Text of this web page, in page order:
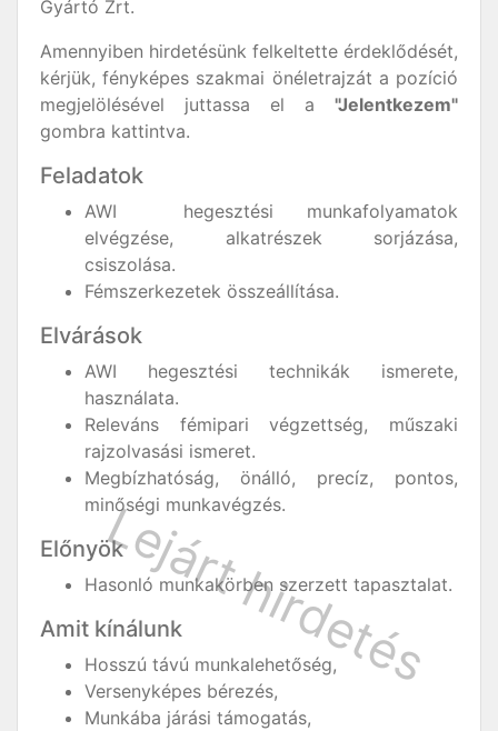
Gyártó Zrt.
Amennyiben hirdetésünk felkeltette érdeklődését,
kérjük, fényképes szakmai önéletrajzát a pozíció
megjelölésével juttassa el a "Jelentkezem"
gombra kattintva.
Feladatok
AWI hegesztési munkafolyamatok
elvégzése, alkatrészek sorjázása,
csiszolása.
Fémszerkezetek összeállítása.
Elvárások
AWI hegesztési technikák ismerete,
használata.
Releváns fémipari végzettség, műszaki
rajzolvasási ismeret.
Megbízhatóság, önálló, precíz, pontos,
minőségi munkavégzés.
Előnyök
Hasonló munkakörben szerzett tapasztalat.
Amit kínálunk
Hosszú távú munkalehetőség,
Versenyképes bérezés,
Munkába járási támogatás,